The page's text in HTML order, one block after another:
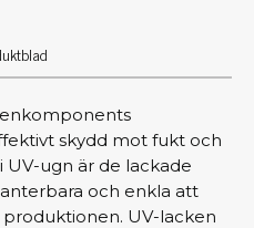
skydd mot fukt och
UV-ugn är de lackade
och enkla att
produktionen. UV-lacken